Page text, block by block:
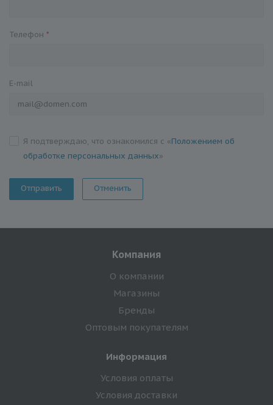
Телефон *
E-mail
Я подтверждаю, что ознакомился с «Положением об
обработке персональных данных»
Отменить
Компания
О компании
Магазины
Бренды
Оптовым покупателям
Информация
Условия оплаты
Условия доставки